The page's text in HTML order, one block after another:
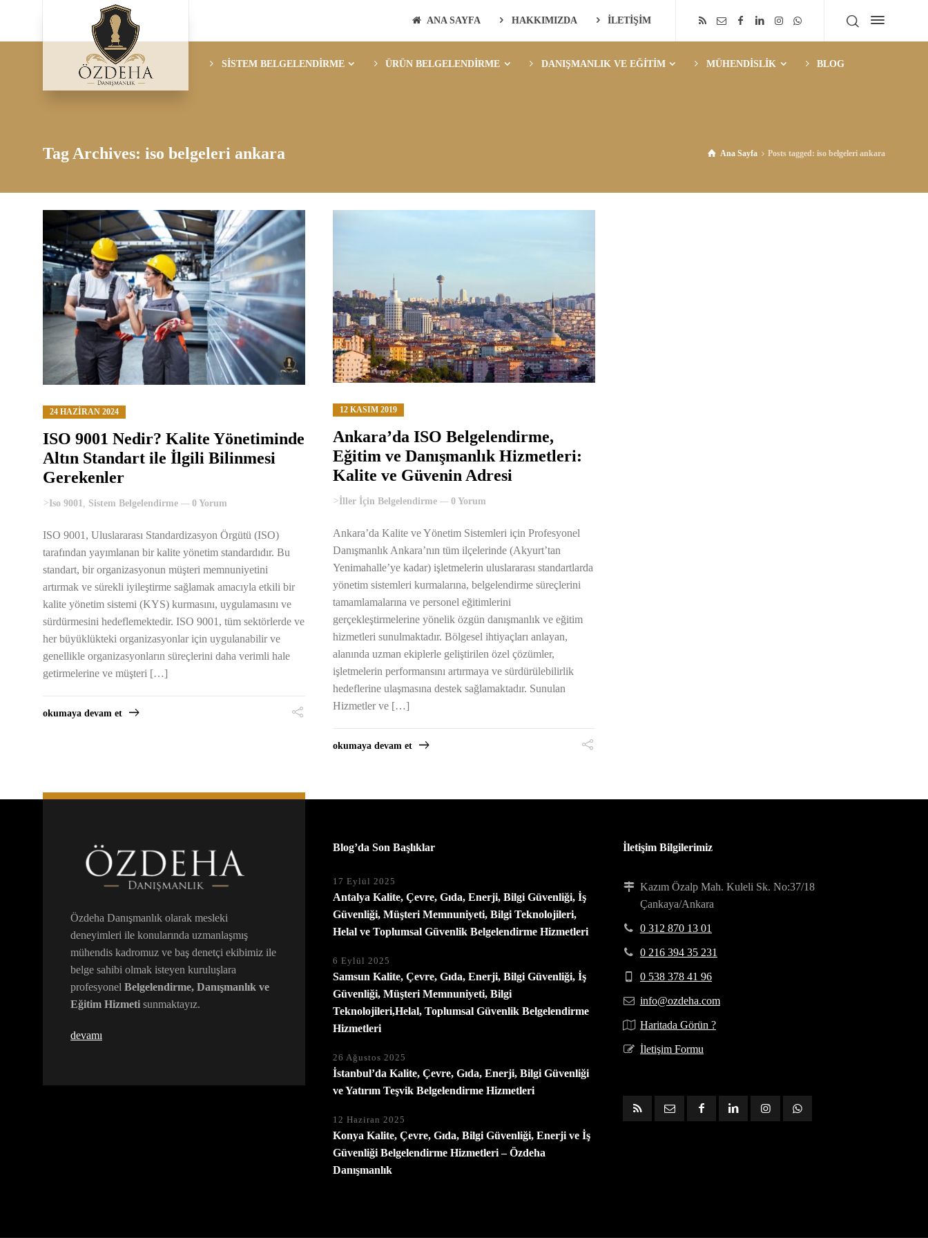
ANA SAYFA HAKKIMIZDA İLETİŞİM
SİSTEM BELGELENDİRME ÜRÜN BELGELENDİRME DANIŞMANLIK VE EĞİTİM MÜHENDİSLİK BLOG
Tag Archives: iso belgeleri ankara Ana Sayfa Posts tagged: iso belgeleri ankara
24 HAZIRAN 2024
ISO 9001 Nedir? Kalite Yönetiminde
Altın Standart ile İlgili Bilinmesi
Gerekenler
>Iso 9001, Sistem Belgelendirme 0 Yorum
ISO 9001, Uluslararası Standardizasyon Örgütü (ISO)
tarafından yayımlanan bir kalite yönetim standardıdır. Bu
standart, bir organizasyonun müşteri memnuniyetini
artırmak ve sürekli iyileştirme sağlamak amacıyla etkili bir
kalite yönetim sistemi (KYS) kurmasını, uygulamasını ve
sürdürmesini hedeflemektedir. ISO 9001, tüm sektörlerde ve
her büyüklükteki organizasyonlar için uygulanabilir ve
genellikle organizasyonların süreçlerini daha verimli hale
getirmelerine ve müşteri […]
okumaya devam et
12 KASIM 2019
Ankara’da ISO Belgelendirme,
Eğitim ve Danışmanlık Hizmetleri:
Kalite ve Güvenin Adresi
>İller İçin Belgelendirme 0 Yorum
Ankara’da Kalite ve Yönetim Sistemleri için Profesyonel
Danışmanlık Ankara’nın tüm ilçelerinde (Akyurt’tan
Yenimahalle’ye kadar) işletmelerin uluslararası standartlarda
yönetim sistemleri kurmalarına, belgelendirme süreçlerini
tamamlamalarına ve personel eğitimlerini
gerçekleştirmelerine yönelik özgün danışmanlık ve eğitim
hizmetleri sunulmaktadır. Bölgesel ihtiyaçları anlayan,
alanında uzman ekiplerle geliştirilen özel çözümler,
işletmelerin performansını artırmaya ve sürdürülebilirlik
hedeflerine ulaşmasına destek sağlamaktadır. Sunulan
Hizmetler ve […]
okumaya devam et
Özdeha Danışmanlık olarak mesleki
deneyimleri ile konularında uzmanlaşmış
mühendis kadromuz ve baş denetçi ekibimiz ile
belge sahibi olmak isteyen kuruluşlara
profesyonel Belgelendirme, Danışmanlık ve
Eğitim Hizmeti sunmaktayız.
devamı
Blog’da Son Başlıklar
17 Eylül 2025
Antalya Kalite, Çevre, Gıda, Enerji, Bilgi Güvenliği, İş
Güvenliği, Müşteri Memnuniyeti, Bilgi Teknolojileri,
Helal ve Toplumsal Güvenlik Belgelendirme Hizmetleri
6 Eylül 2025
Samsun Kalite, Çevre, Gıda, Enerji, Bilgi Güvenliği, İş
Güvenliği, Müşteri Memnuniyeti, Bilgi
Teknolojileri,Helal, Toplumsal Güvenlik Belgelendirme
Hizmetleri
26 Ağustos 2025
İstanbul’da Kalite, Çevre, Gıda, Enerji, Bilgi Güvenliği
ve Yatırım Teşvik Belgelendirme Hizmetleri
12 Haziran 2025
Konya Kalite, Çevre, Gıda, Bilgi Güvenliği, Enerji ve İş
Güvenliği Belgelendirme Hizmetleri – Özdeha
Danışmanlık
İletişim Bilgilerimiz
Kazım Özalp Mah. Kuleli Sk. No:37/18
Çankaya/Ankara
0 312 870 13 01
0 216 394 35 231
0 538 378 41 96
info@ozdeha.com
Haritada Görün ?
İletişim Formu